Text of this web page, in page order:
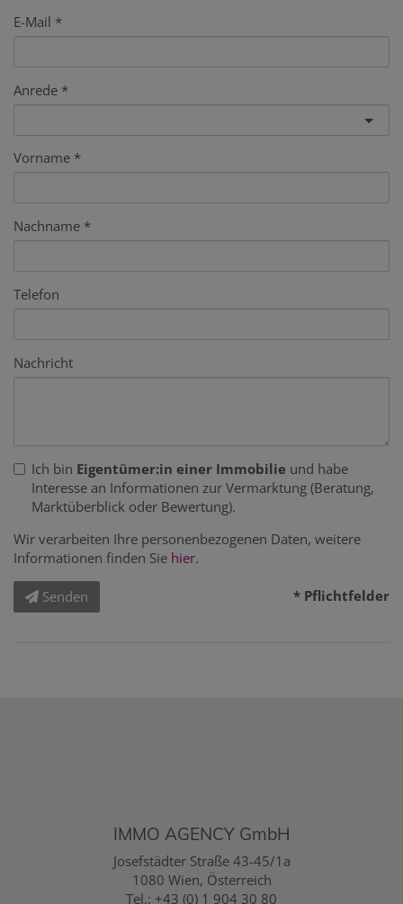
E-Mail
Anrede
Vorname
Nachname
Telefon
Nachricht
Ich bin Eigentümer:in einer Immobilie und habe
Interesse an Informationen zur Vermarktung (Beratung,
Marktüberblick oder Bewertung).
Wir verarbeiten Ihre personenbezogenen Daten, weitere
Informationen finden Sie hier.
Senden * Pflichtfelder
IMMO AGENCY GmbH
Josefstädter Straße 43-45/1a
1080 Wien, Österreich
Tel.: +43 (0) 1 904 30 80